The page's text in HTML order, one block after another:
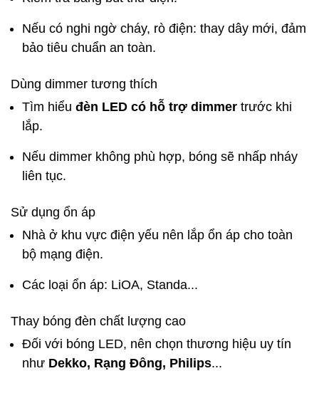
Nếu có nghi ngờ cháy, rò điện: thay dây mới, đảm
bảo tiêu chuẩn an toàn.
Dùng dimmer tương thích
Tìm hiểu đèn LED có hỗ trợ dimmer trước khi
lắp.
Nếu dimmer không phù hợp, bóng sẽ nhấp nháy
liên tục.
Sử dụng ổn áp
Nhà ở khu vực điện yếu nên lắp ổn áp cho toàn
bộ mạng điện.
Các loại ổn áp: LiOA, Standa...
Thay bóng đèn chất lượng cao
Đối với bóng LED, nên chọn thương hiệu uy tín
như Dekko, Rạng Đông, Philips...